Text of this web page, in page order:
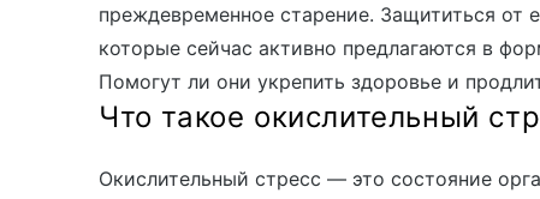
преждевременное старение. Защититься от
которые сейчас активно предлагаются в
Помогут ли они укрепить здоровье и
Что такое окислительный
Окислительный стресс — это состояние